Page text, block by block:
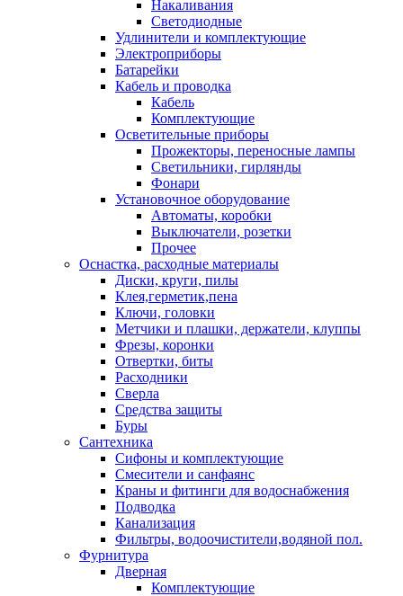
Накаливания
Светодиодные
Удлинители и комплектующие
Электроприборы
Батарейки
Кабель и проводка
Кабель
Комплектующие
Осветительные приборы
Прожекторы, переносные лампы
Светильники, гирлянды
Фонари
Установочное оборудование
Автоматы, коробки
Выключатели, розетки
Прочее
Оснастка, расходные материалы
Диски, круги, пилы
Клея,герметик,пена
Ключи, головки
Метчики и плашки, держатели, клуппы
Фрезы, коронки
Отвертки, биты
Расходники
Сверла
Средства защиты
Буры
Сантехника
Сифоны и комплектующие
Смесители и санфаянс
Краны и фитинги для водоснабжения
Подводка
Канализация
Фильтры, водоочистители,водяной пол.
Фурнитура
Дверная
Комплектующие